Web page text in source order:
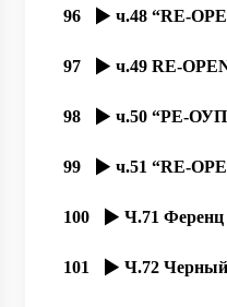
96
97
98
99
100
101